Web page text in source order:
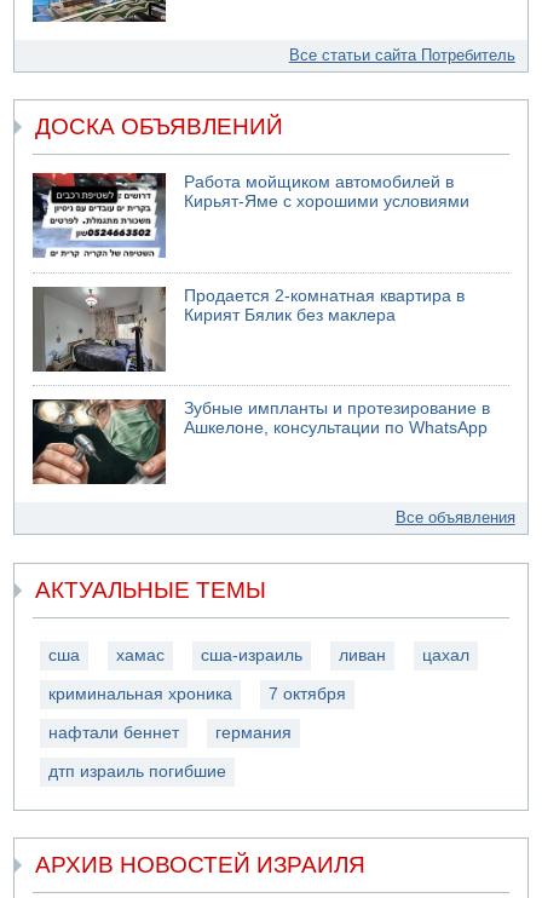
Все статьи сайта Потребитель
ДОСКА ОБЪЯВЛЕНИЙ
Работа мойщиком автомобилей в
Кирьят-Яме с хорошими условиями
Продается 2-комнатная квартира в
Кирият Бялик без маклера
Зубные импланты и протезирование в
Ашкелоне, консультации по WhatsApp
Все объявления
АКТУАЛЬНЫЕ ТЕМЫ
сша хамас сша-израиль ливан цахал
криминальная хроника 7 октября
нафтали беннет германия
дтп израиль погибшие
АРХИВ НОВОСТЕЙ ИЗРАИЛЯ